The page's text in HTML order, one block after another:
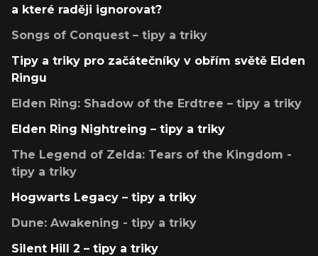
a které raději ignorovat?
Songs of Conquest – tipy a triky
Tipy a triky pro začátečníky v obřím světě Elden
Ringu
Elden Ring: Shadow of the Erdtree – tipy a triky
Elden Ring Nightreing – tipy a triky
The Legend of Zelda: Tears of the Kingdom -
tipy a triky
Hogwarts Legacy – tipy a triky
Dune: Awakening - tipy a triky
Silent Hill 2 – tipy a triky